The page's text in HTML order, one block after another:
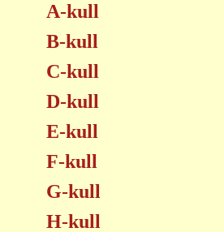
A-kull
B-kull
C-kull
D-kull
E-kull
F-kull
G-kull
H-kull